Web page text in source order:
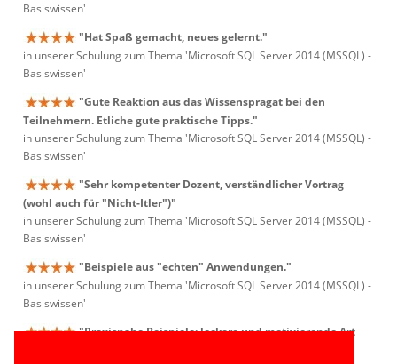
Basiswissen'
"Hat Spaß gemacht, neues gelernt."
in unserer Schulung zum Thema 'Microsoft SQL Server 2014 (MSSQL) -
Basiswissen'
"Gute Reaktion aus das Wissenspragat bei den
Teilnehmern. Etliche gute praktische Tipps."
in unserer Schulung zum Thema 'Microsoft SQL Server 2014 (MSSQL) -
Basiswissen'
"Sehr kompetenter Dozent, verständlicher Vortrag
(wohl auch für "Nicht-Itler")"
in unserer Schulung zum Thema 'Microsoft SQL Server 2014 (MSSQL) -
Basiswissen'
"Beispiele aus "echten" Anwendungen."
in unserer Schulung zum Thema 'Microsoft SQL Server 2014 (MSSQL) -
Basiswissen'
"Praxisnahe Beispiele; lockere und motivierende Art